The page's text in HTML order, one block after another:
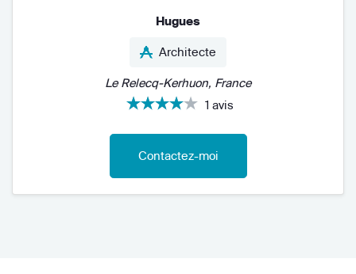
Hugues
Architecte
Le Relecq-Kerhuon, France
1 avis
Contactez-moi